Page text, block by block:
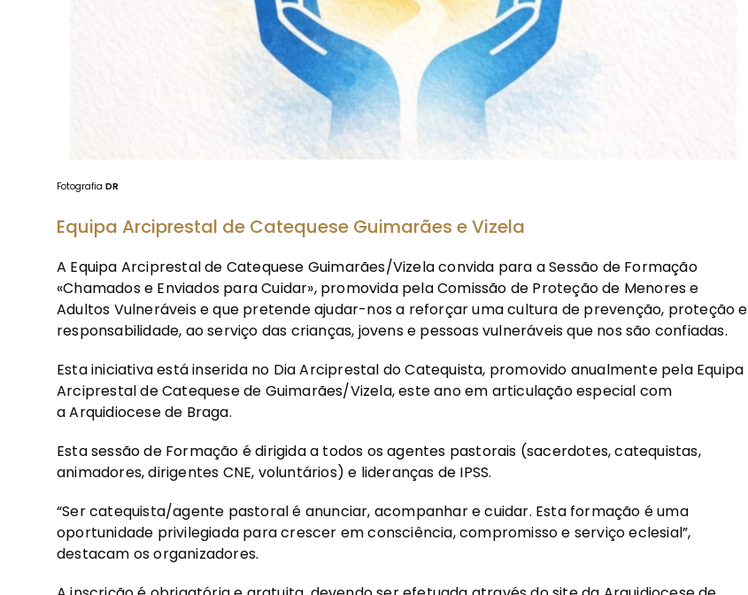
Fotografia DR
Equipa Arciprestal de Catequese Guimarães e Vizela
A Equipa Arciprestal de Catequese Guimarães/Vizela convida para a Sessão de Formação
«Chamados e Enviados para Cuidar», promovida pela Comissão de Proteção de Menores e
Adultos Vulneráveis e que pretende ajudar-nos a reforçar uma cultura de prevenção, proteção e
responsabilidade, ao serviço das crianças, jovens e pessoas vulneráveis que nos são confiadas.
Esta iniciativa está inserida no Dia Arciprestal do Catequista, promovido anualmente pela Equipa
Arciprestal de Catequese de Guimarães/Vizela, este ano em articulação especial com
a Arquidiocese de Braga.
Esta sessão de Formação é dirigida a todos os agentes pastorais (sacerdotes, catequistas,
animadores, dirigentes CNE, voluntários) e lideranças de IPSS.
“Ser catequista/agente pastoral é anunciar, acompanhar e cuidar. Esta formação é uma
oportunidade privilegiada para crescer em consciência, compromisso e serviço eclesial”,
destacam os organizadores.